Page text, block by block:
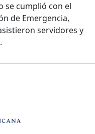
se cumplió con el
de Emergencia,
servidores y